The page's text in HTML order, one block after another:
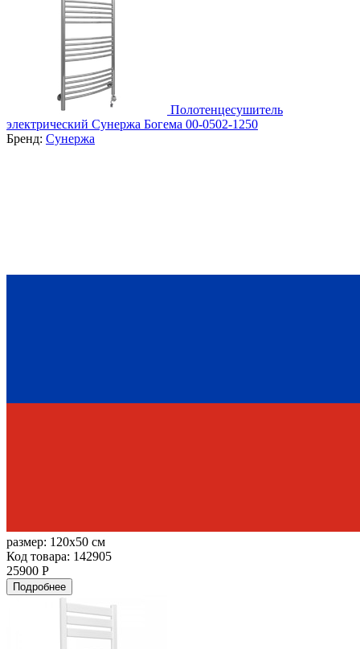
Полотенцесушитель
электрический Сунержа Богема 00-0502-1250
Бренд: Сунержа
размер: 120x50 см
Код товара: 142905
25900 Р
Подробнее